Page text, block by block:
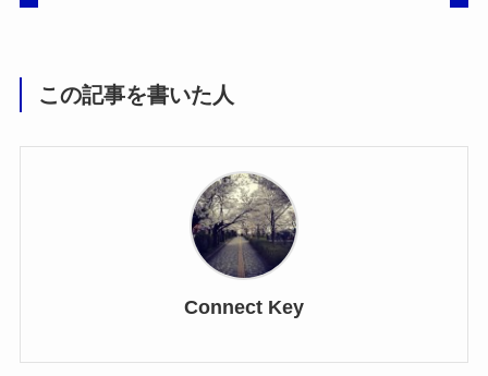
この記事を書いた人
Connect Key